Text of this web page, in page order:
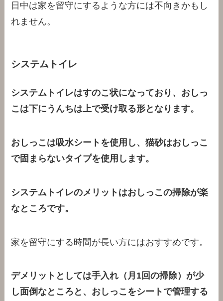
日中は家を留守にするような方には不向きかもし
れません。
システムトイレ
システムトイレはすのこ状になっており、おしっ
こは下にうんちは上で受け取る形となります。
おしっこは吸水シートを使用し、猫砂はおしっこ
で固まらないタイプを使用します。
システムトイレのメリットはおしっこの掃除が楽
なところです。
家を留守にする時間が長い方にはおすすめです。
デメリットとしては手入れ（月1回の掃除）が少
し面倒なところと、おしっこをシートで管理する